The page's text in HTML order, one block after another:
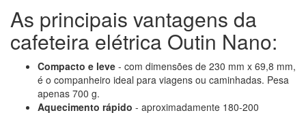
As principais vantagens da
cafeteira elétrica Outin Nano:
Compacto e leve - com dimensões de 230 mm x 69,8 mm,
é o companheiro ideal para viagens ou caminhadas. Pesa
apenas 700 g.
Aquecimento rápido - aproximadamente 180-200